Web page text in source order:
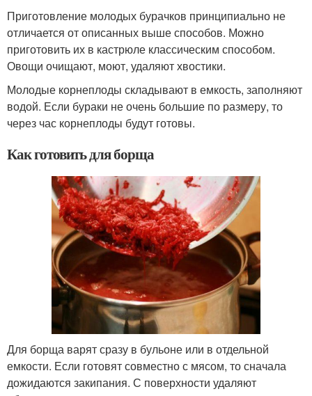
Приготовление молодых бурачков принципиально не
отличается от описанных выше способов. Можно
приготовить их в кастрюле классическим способом.
Овощи очищают, моют, удаляют хвостики.
Молодые корнеплоды складывают в емкость, заполняют
водой. Если бураки не очень большие по размеру, то
через час корнеплоды будут готовы.
Как готовить для борща
Для борща варят сразу в бульоне или в отдельной
емкости. Если готовят совместно с мясом, то сначала
дожидаются закипания. С поверхности удаляют